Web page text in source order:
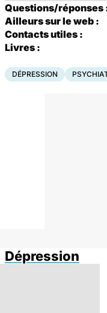
Questions/réponses
Ailleurs sur le web :
Contacts utiles :
Livres :
DÉPRESSION
Dépression